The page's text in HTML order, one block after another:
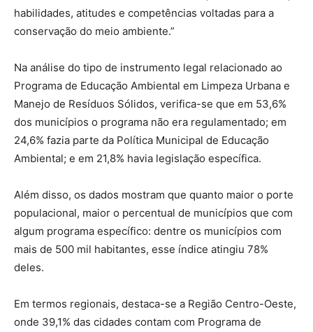
habilidades, atitudes e competências voltadas para a
conservação do meio ambiente.”
Na análise do tipo de instrumento legal relacionado ao
Programa de Educação Ambiental em Limpeza Urbana e
Manejo de Resíduos Sólidos, verifica-se que em 53,6%
dos municípios o programa não era regulamentado; em
24,6% fazia parte da Política Municipal de Educação
Ambiental; e em 21,8% havia legislação específica.
Além disso, os dados mostram que quanto maior o porte
populacional, maior o percentual de municípios que com
algum programa específico: dentre os municípios com
mais de 500 mil habitantes, esse índice atingiu 78%
deles.
Em termos regionais, destaca-se a Região Centro-Oeste,
onde 39,1% das cidades contam com Programa de